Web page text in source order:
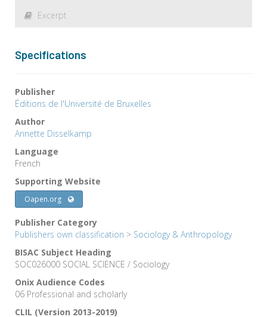
Excerpt
Specifications
Publisher
Éditions de l'Université de Bruxelles
Author
Annette Disselkamp
Language
French
Supporting Website
Oapen.org
Publisher Category
Publishers own classification > Sociology & Anthropology
BISAC Subject Heading
SOC026000 SOCIAL SCIENCE / Sociology
Onix Audience Codes
06 Professional and scholarly
CLIL (Version 2013-2019)